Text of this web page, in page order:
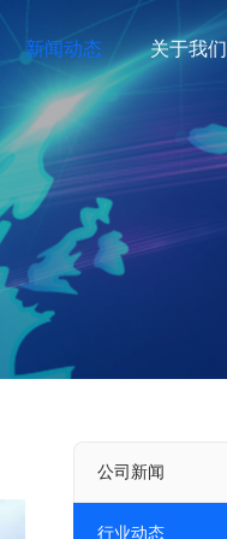
新闻动态 关于我们
公司新闻
行业动态